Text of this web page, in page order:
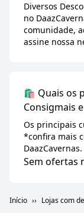
Diversos
no
comunidade,
assine nossa
🛍️ Quais os
Consigmais
Os principais
*confira mais
DaazCavernas.
Sem ofertas
Início Lojas com